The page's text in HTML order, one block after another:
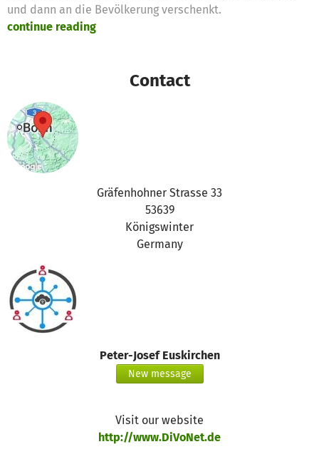
und dann an die Bevölkerung verschenkt.
continue reading
Contact
Gräfenhohner Strasse 33
53639
Königswinter
Germany
Peter-Josef Euskirchen
New message
Visit our website
http://www.DiVoNet.de